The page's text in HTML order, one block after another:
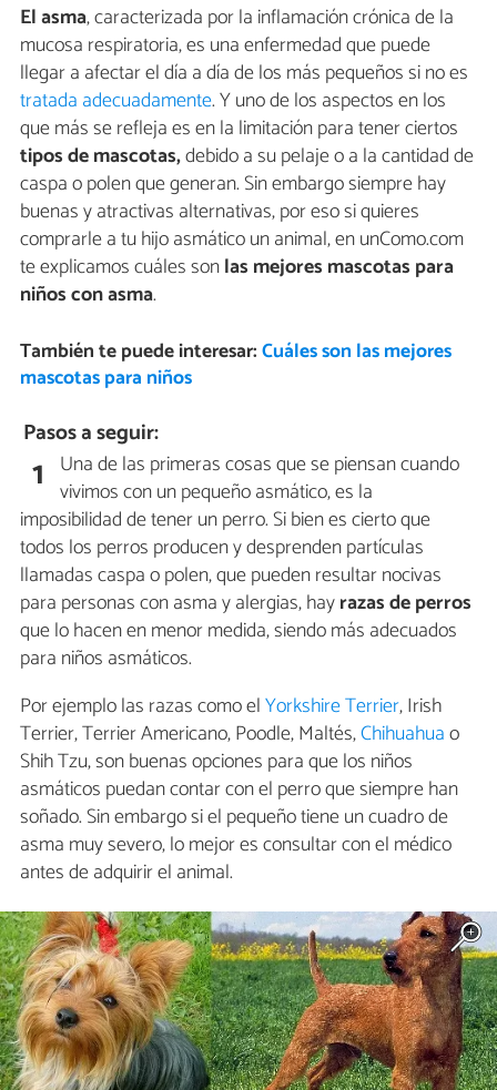
El asma, caracterizada por la inflamación crónica de la
mucosa respiratoria, es una enfermedad que puede
llegar a afectar el día a día de los más pequeños si no es
tratada adecuadamente. Y uno de los aspectos en los
que más se refleja es en la limitación para tener ciertos
tipos de mascotas,debido a su pelaje o a la cantidad de
caspa o polen que generan. Sin embargo siempre hay
buenas y atractivas alternativas, por eso si quieres
comprarle a tu hijo asmático un animal, en unComo.com
te explicamos cuáles sonlas mejores mascotas para
niños con asma.
También te puede interesar:Cuáles son las mejores
mascotas para niños
Pasos a seguir:
1 Una de las primeras cosas que se piensan cuando
vivimos con un pequeño asmático, es la
imposibilidad de tener un perro. Si bien es cierto que
todos los perros producen y desprenden partículas
llamadas caspa o polen, que pueden resultar nocivas
para personas con asma y alergias, hayrazas de perros
que lo hacen en menor medida, siendo más adecuados
para niños asmáticos.
Por ejemplo las razas como elYorkshire Terrier, Irish
Terrier, Terrier Americano, Poodle, Maltés,Chihuahuao
Shih Tzu, son buenas opciones para que los niños
asmáticos puedan contar con el perro que siempre han
soñado. Sin embargo si el pequeño tiene un cuadro de
asma muy severo, lo mejor es consultar con el médico
antes de adquirir el animal.